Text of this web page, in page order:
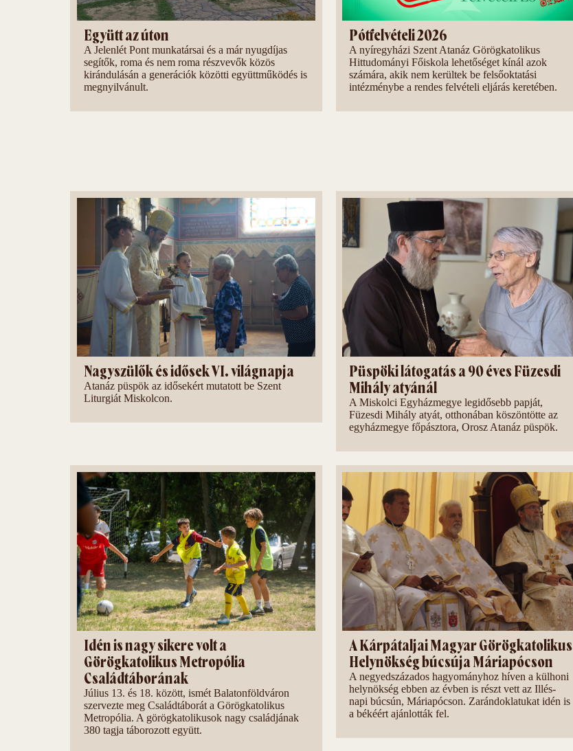
Együtt az úton
A Jelenlét Pont munkatársai és a már nyugdíjas
segítők, roma és nem roma részvevők közös
kirándulásán a generációk közötti együttműködés is
megnyilvánult.
Pótfelvételi 2026
A nyíregyházi Szent Atanáz Görögkatolikus
Hittudományi Főiskola lehetőséget kínál azok
számára, akik nem kerültek be felsőoktatási
intézménybe a rendes felvételi eljárás keretében.
Nagyszülők és idősek VI. világnapja
Atanáz püspök az idősekért mutatott be Szent
Liturgiát Miskolcon.
Püspöki látogatás a 90 éves Füzesdi
Mihály atyánál
A Miskolci Egyházmegye legidősebb papját,
Füzesdi Mihály atyát, otthonában köszöntötte az
egyházmegye főpásztora, Orosz Atanáz püspök.
Idén is nagy sikere volt a
Görögkatolikus Metropólia
Családtáborának
Július 13. és 18. között, ismét Balatonföldváron
szervezte meg Családtáborát a Görögkatolikus
Metropólia. A görögkatolikusok nagy családjának
380 tagja táborozott együtt.
A Kárpátaljai Magyar Görögkatolikus
Helynökség búcsúja Máriapócson
A negyedszázados hagyományhoz híven a külhoni
helynökség ebben az évben is részt vett az Illés-
napi búcsún, Máriapócson. Zarándoklatukat idén is
a békéért ajánlották fel.